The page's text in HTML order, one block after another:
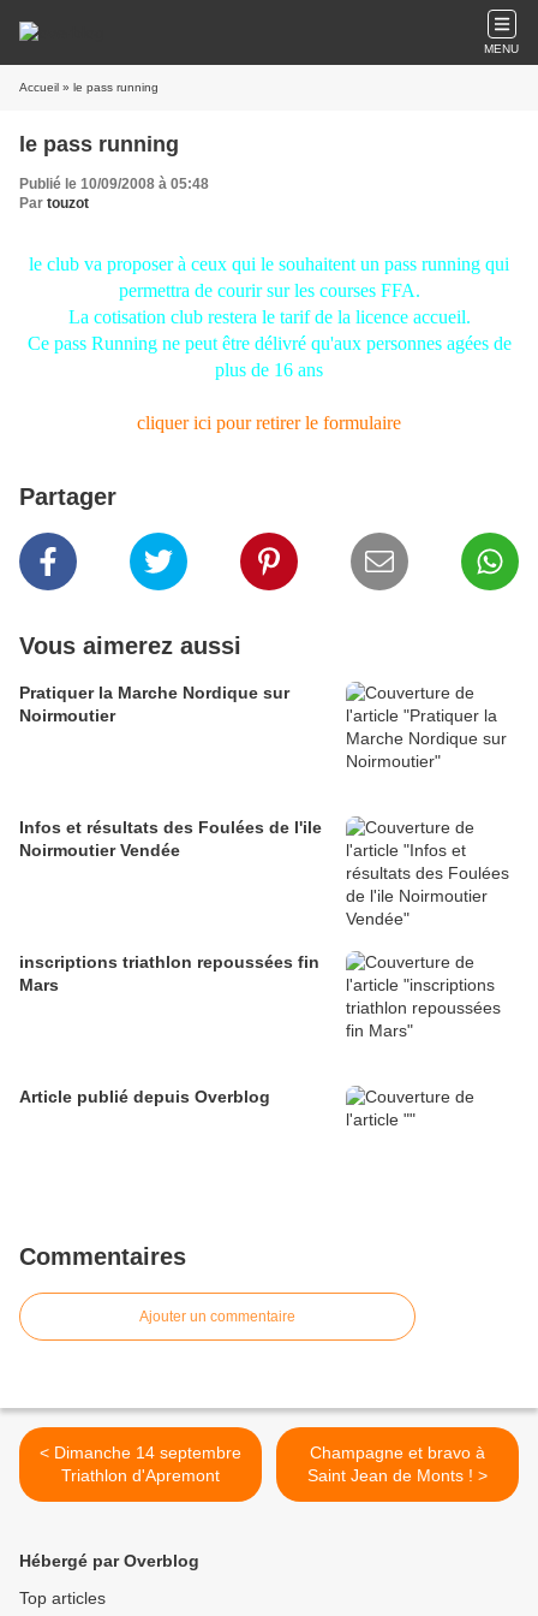
MENU
Accueil » le pass running
le pass running
Publié le 10/09/2008 à 05:48
Par touzot
le club va proposer à ceux qui le souhaitent un pass running qui
permettra de courir sur les courses FFA.
La cotisation club restera le tarif de la licence accueil.
Ce pass Running ne peut être délivré qu'aux personnes agées de
plus de 16 ans
cliquer ici pour retirer le formulaire
Partager
Vous aimerez aussi
Pratiquer la Marche Nordique sur
Noirmoutier
Infos et résultats des Foulées de l'ile
Noirmoutier Vendée
inscriptions triathlon repoussées fin
Mars
Article publié depuis Overblog
Commentaires
Ajouter un commentaire
< Dimanche 14 septembre
Triathlon d'Apremont
Champagne et bravo à
Saint Jean de Monts ! >
Hébergé par Overblog
Top articles